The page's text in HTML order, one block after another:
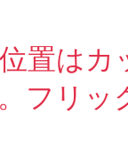
置は
フリッ